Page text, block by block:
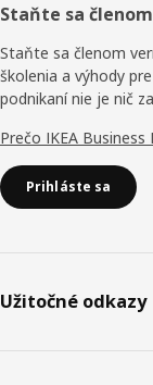
Staňte sa
Staňte sa členom
školenia a výhody
podnikaní nie je nič
Prečo IKEA
Prihláste sa
Užitočné odkazy